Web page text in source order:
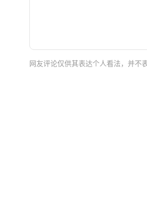
网友评论仅供其表达个人看法，并不